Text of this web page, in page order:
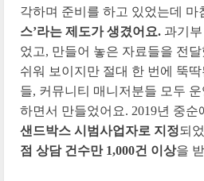
각하며 준비를 하고 있었는데 마
스’라는 제도가 생겼어요. 과기
었고, 만들어 놓은 자료들을 전
쉬워 보이지만 절대 한 번에 뚝
들, 커뮤니티 매니저분들 모두
하면서 만들었어요. 2019년 중순
샌드박스 시범사업자로 지정되
점 상담 건수만 1,000건 이상을